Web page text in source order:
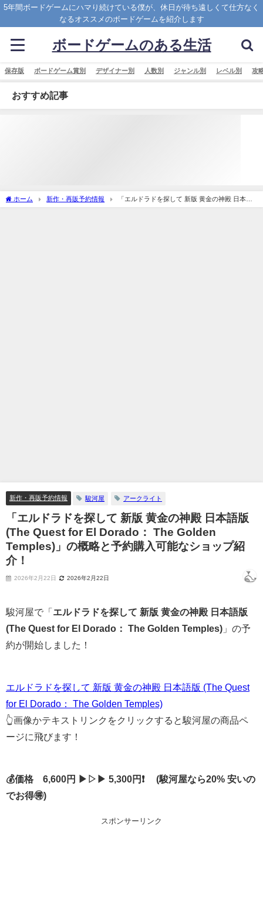
5年間ボードゲームにハマり続けている僕が、休日が待ち遠しくて仕方なく
なるオススメのボードゲームを紹介します
ボードゲームのある生活
保存版 ボードゲーム賞別 デザイナー別 人数別 ジャンル別 レベル別 攻
おすすめ記事
ホーム 新作・再販予約情報
「エルドラドを探して 新版 黄金の神殿 日本語
版 (The Quest for El Dorado： The Golden Temples)」の概略と予約購入可能なショッ
新作・再販予約情報 駿河屋 アークライト
「エルドラドを探して 新版 黄金の神殿 日本語版
(The Quest for El Dorado： The Golden
Temples)」の概略と予約購入可能なショップ紹
介！
2026年2月22日 2026年2月22日
駿河屋で「 エルドラドを探して 新版 黄金の神殿 日本語版
(The Quest for El Dorado： The Golden Temples) 」の予
約が開始しました！
エルドラドを探して 新版 黄金の神殿 日本語版 (The Quest
for El Dorado： The Golden Temples)
👆画像かテキストリンクをクリックすると駿河屋の商品ペ
ージに飛びます！
💰価格 6,600円 ▶▷▶ 5,300円❗ (駿河屋なら20% 安いの
でお得🉐)
スポンサーリンク